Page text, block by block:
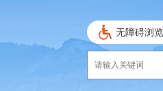
无障碍浏览